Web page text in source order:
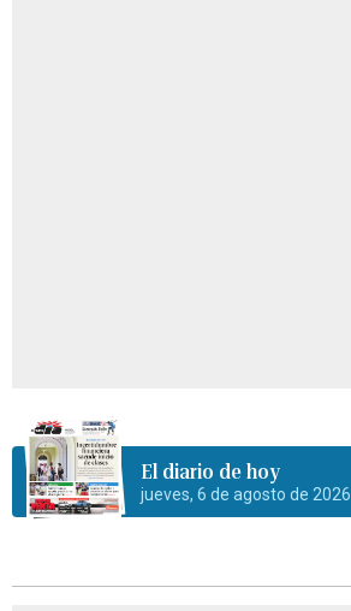
El diario de hoy
jueves, 6 de agosto de 2026